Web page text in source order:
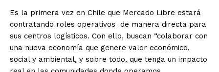
Es la primera vez en Chile que Mercado Libre estará
contratando roles operativos de manera directa para
sus centros logísticos. Con ello, buscan “colaborar con
una nueva economía que genere valor económico,
social y ambiental, y sobre todo, que tenga un impacto